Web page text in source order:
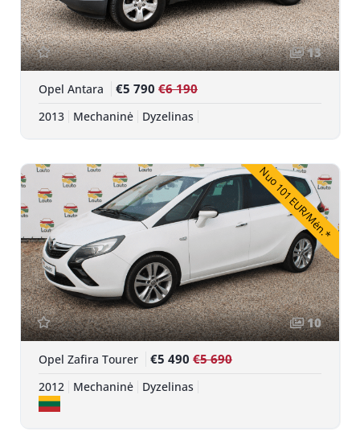
13
Opel Antara €5 790 €6 190
2013 Mechaninė Dyzelinas
Nuo 101 EUR/Mėn.*
10
Opel Zafira Tourer €5 490 €5 690
2012 Mechaninė Dyzelinas